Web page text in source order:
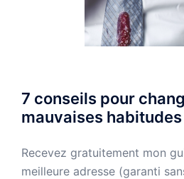
7 conseils pour
mauvaises
Recevez gratuitement mon
meilleure adresse (garanti